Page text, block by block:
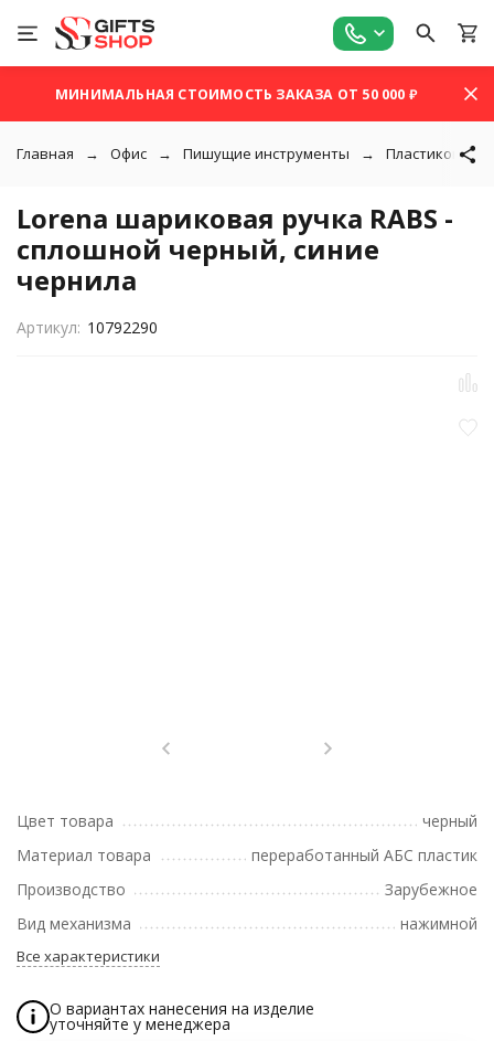
МИНИМАЛЬНАЯ СТОИМОСТЬ ЗАКАЗА ОТ 50 000 ₽
Главная Офис Пишущие инструменты Пластиковые
Lorena шариковая ручка RABS -
сплошной черный, синие
чернила
Артикул: 10792290
Цвет товара
черный
Материал товара
переработанный АБС пластик
Производство
Зарубежное
Вид механизма
нажимной
Все характеристики
О вариантах нанесения на изделие
уточняйте у менеджера